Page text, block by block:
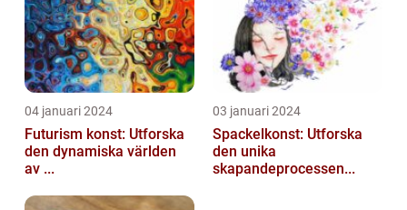
04 januari 2024
Futurism konst: Utforska
den dynamiska världen
av ...
03 januari 2024
Spackelkonst: Utforska
den unika
skapandeprocessen...